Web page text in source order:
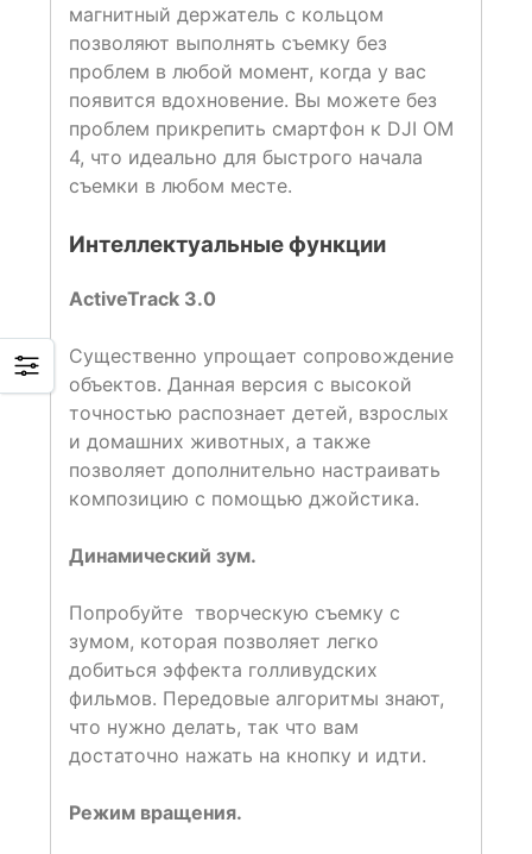
магнитный держатель с кольцом
позволяют выполнять съемку без
проблем в любой момент, когда у вас
появится вдохновение. Вы можете без
проблем прикрепить смартфон к DJI OM
4, что идеально для быстрого начала
съемки в любом месте.
Интеллектуальные функции
ActiveTrack 3.0
Существенно упрощает сопровождение
объектов. Данная версия с высокой
точностью распознает детей, взрослых
и домашних животных, а также
позволяет дополнительно настраивать
композицию с помощью джойстика.
Динамический зум.
Попробуйте творческую съемку с
зумом, которая позволяет легко
добиться эффекта голливудских
фильмов. Передовые алгоритмы знают,
что нужно делать, так что вам
достаточно нажать на кнопку и идти.
Режим вращения.